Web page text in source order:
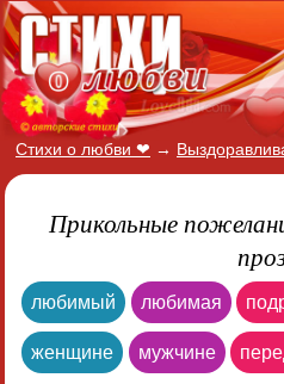
Стихи о любви ❤ →
Прикольные
любимый любимая
женщине мужчине